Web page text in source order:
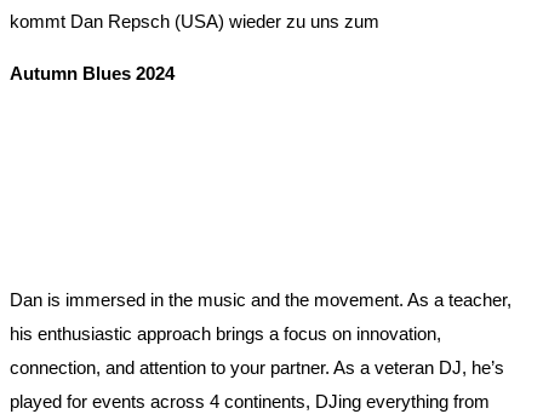
kommt Dan Repsch (USA) wieder zu uns zum
Autumn Blues 2024
Dan is immersed in the music and the movement. As a teacher,
his enthusiastic approach brings a focus on innovation,
connection, and attention to your partner. As a veteran DJ, he’s
played for events across 4 continents, DJing everything from